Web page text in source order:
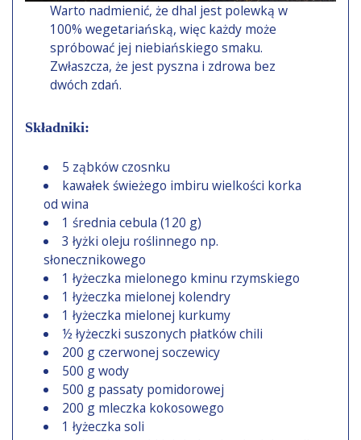
Warto nadmienić, że dhal jest polewką w
100% wegetariańską, więc każdy może
spróbować jej niebiańskiego smaku.
Zwłaszcza, że jest pyszna i zdrowa bez
dwóch zdań.
Składniki:
5 ząbków czosnku
kawałek świeżego imbiru wielkości korka
od wina
1 średnia cebula (120 g)
3 łyżki oleju roślinnego np.
słonecznikowego
1 łyżeczka mielonego kminu rzymskiego
1 łyżeczka mielonej kolendry
1 łyżeczka mielonej kurkumy
½ łyżeczki suszonych płatków chili
200 g czerwonej soczewicy
500 g wody
500 g passaty pomidorowej
200 g mleczka kokosowego
1 łyżeczka soli